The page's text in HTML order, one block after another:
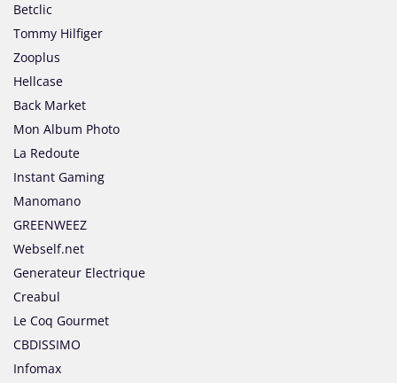
Betclic
Tommy Hilfiger
Zooplus
Hellcase
Back Market
Mon Album Photo
La Redoute
Instant Gaming
Manomano
GREENWEEZ
Webself.net
Generateur Electrique
Creabul
Le Coq Gourmet
CBDISSIMO
Infomax